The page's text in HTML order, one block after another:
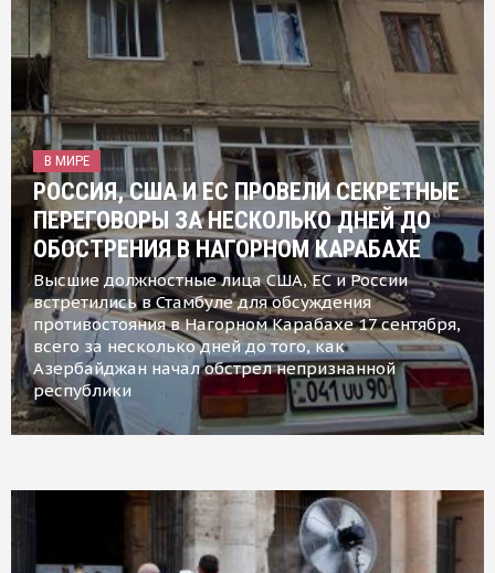
В МИРЕ
РОССИЯ, США И ЕС ПРОВЕЛИ СЕКРЕТНЫЕ
ПЕРЕГОВОРЫ ЗА НЕСКОЛЬКО ДНЕЙ ДО
ОБОСТРЕНИЯ В НАГОРНОМ КАРАБАХЕ
Высшие должностные лица США, ЕС и России
встретились в Стамбуле для обсуждения
противостояния в Нагорном Карабахе 17 сентября,
всего за несколько дней до того, как
Азербайджан начал обстрел непризнанной
республики